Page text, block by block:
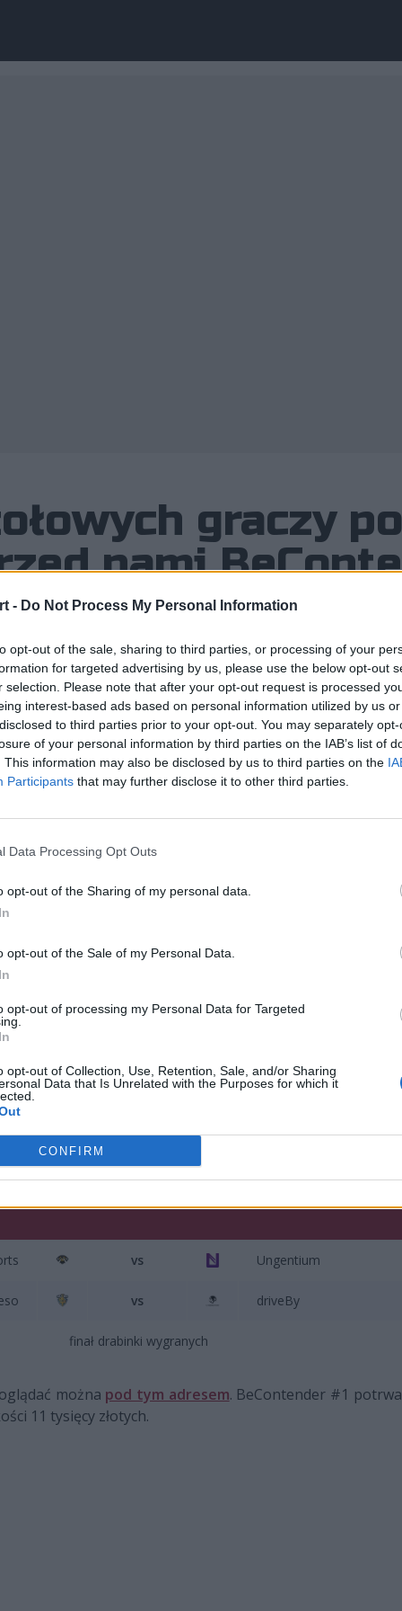
- Do Not Process My Personal Information
opt-out of the sale, sharing to third parties, or processing of your
for targeted advertising by us, please use the below opt-out
selection. Please note that after your opt-out request is processed
interest-based ads based on personal information utilized by us
to third parties prior to your opt-out. You may separately
of your personal information by third parties on the IAB’s list of
This information may also be disclosed by us to third parties on the
Participants that may further disclose it to other third parties.
Data Processing Opt Outs
opt-out of the Sharing of my personal data.
opt-out of the Sale of my Personal Data.
opt-out of processing my Personal Data for Targeted
opt-out of Collection, Use, Retention, Sale, and/or Sharing
Data that Is Unrelated with the Purposes for which it
CONFIRM
graczy
nami
w Polsce na lanie –
dziś BeContender #1 w Gdańsku,
na lanie – to brzmi dumnie! Właśnie taki status ma
czołowe nadwiślańskie formacje wyłonione na drodze
na start
gry Riotu weszło dopiero niedawno. Ale weszło
wzmocnionego dodatkowo Sebastianem
poznamy już dziś, gdy NEEX i spółka zmierzą się
składzie i zgodnie z oczekiwaniami
zaangażowali
byłych kolegów z Illuminar Gaming.
Team Queso. Podopieczni hiszpańskiej organizacji to
imprezy. I trudno się dziwić, bo Kamil "krytyq"
Circuit, a wcześniej wygrali też dziesiątą edycję
będzie musiało poradzić sobie z Queso i nie da się
#1:
vs Ungentium
vs driveBy
finał drabinki wygranych
można pod tym adresem. BeContender #1
11 tysięcy złotych.